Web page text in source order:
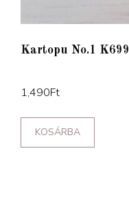
Kartopu No.1 K699
1,490Ft
KOSÁRBA